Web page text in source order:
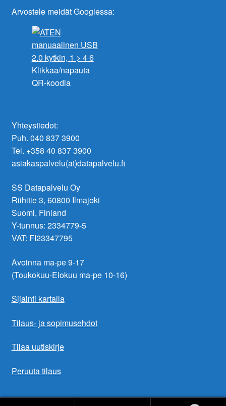
Arvostele meidät Googlessa:
Klikkaa/napauta
QR-koodia
Yhteystiedot:
Puh. 040 837 3900
Tel. +358 40 837 3900
asiakaspalvelu(at)datapalvelu.fi
SS Datapalvelu Oy
Riihitie 3, 60800 Ilmajoki
Suomi, Finland
Y-tunnus: 2334779-5
VAT: FI23347795
Avoinna ma-pe 9-17
(Toukokuu-Elokuu ma-pe 10-16)
Sijainti kartalla
Tilaus- ja sopimusehdot
Tilaa uutiskirje
Peruuta tilaus